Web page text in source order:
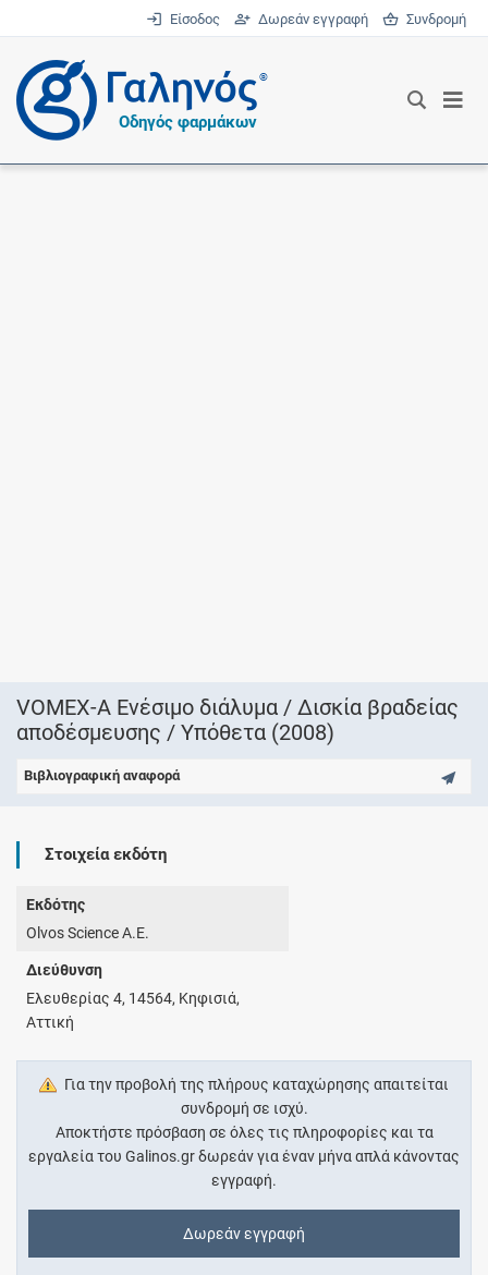
Είσοδος Δωρεάν εγγραφή Συνδρομή
®
Οδηγός φαρμάκων
VOMEX-A Ενέσιμο διάλυμα / Δισκία βραδείας
αποδέσμευσης / Υπόθετα (2008)
Βιβλιογραφική αναφορά
Στοιχεία εκδότη
Εκδότης
Olvos Science A.E.
Διεύθυνση
Eλευθερίας 4, 14564, Κηφισιά,
Αττική
Για την προβολή της πλήρους καταχώρησης απαιτείται
συνδρομή σε ισχύ.
Αποκτήστε πρόσβαση σε όλες τις πληροφορίες και τα
εργαλεία του Galinos.gr δωρεάν για έναν μήνα απλά κάνοντας
εγγραφή.
Δωρεάν εγγραφή